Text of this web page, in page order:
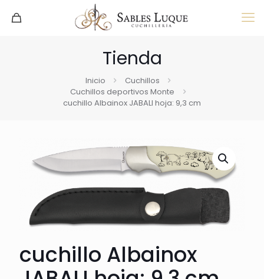
Tienda
Inicio
Cuchillos
Cuchillos deportivos Monte
cuchillo Albainox JABALI hoja: 9,3 cm
cuchillo Albainox